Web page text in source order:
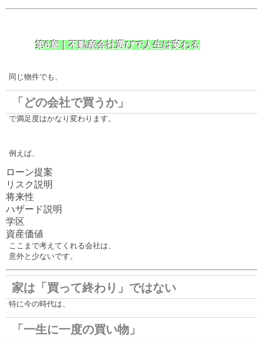
第6章｜不動産会社選びで人生は変わる
同じ物件でも、
「どの会社で買うか」
で満足度はかなり変わります。
例えば、
ローン提案
リスク説明
将来性
ハザード説明
学区
資産価値
ここまで考えてくれる会社は、
意外と少ないです。
家は「買って終わり」ではない
特に今の時代は、
「一生に一度の買い物」